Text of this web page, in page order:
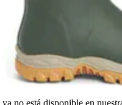
no está disponible en